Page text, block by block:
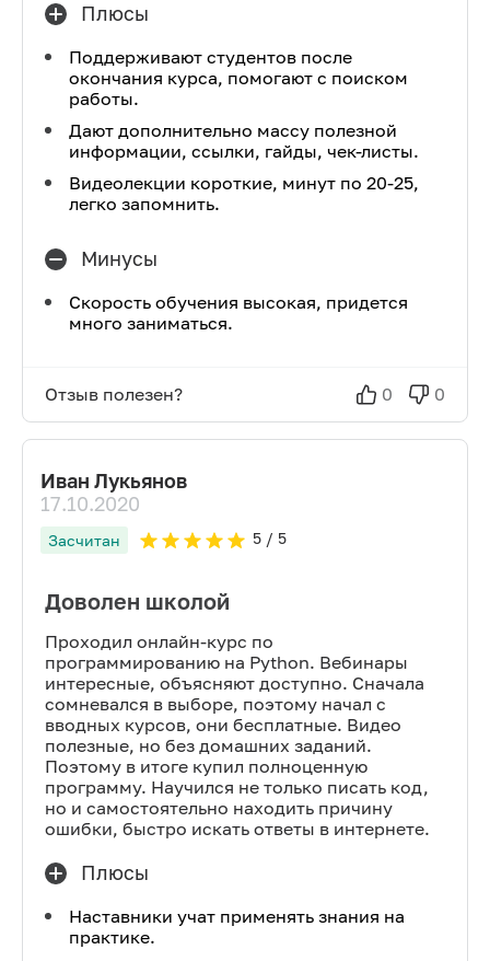
Плюсы
Поддерживают студентов после
окончания курса, помогают с поиском
работы.
Дают дополнительно массу полезной
информации, ссылки, гайды, чек-листы.
Видеолекции короткие, минут по 20-25,
легко запомнить.
Минусы
Скорость обучения высокая, придется
много заниматься.
Отзыв полезен? 0 0
Иван Лукьянов
17.10.2020
Засчитан 5/ 5
Доволен школой
Проходил онлайн-курс по
программированию на Python. Вебинары
интересные, объясняют доступно. Сначала
сомневался в выборе, поэтому начал с
вводных курсов, они бесплатные. Видео
полезные, но без домашних заданий.
Поэтому в итоге купил полноценную
программу. Научился не только писать код,
но и самостоятельно находить причину
ошибки, быстро искать ответы в интернете.
Плюсы
Наставники учат применять знания на
практике.